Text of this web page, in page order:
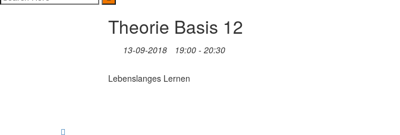
Theorie Basis 12
13-09-2018 19:00 - 20:30
Lebenslanges Lernen